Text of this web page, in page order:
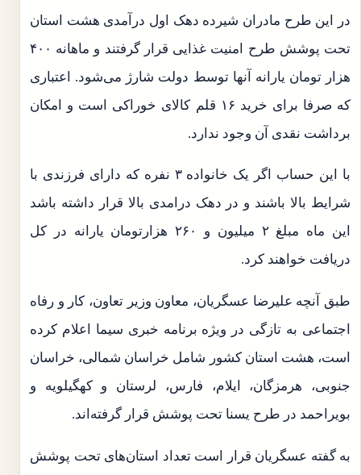
در این طرح مادران شیرده دهک اول درآمدی هشت استان
تحت پوشش طرح امنیت غذایی قرار گرفتند و ماهانه ۴۰۰
هزار تومان یارانه آنها توسط دولت شارژ می‌شود. اعتباری
که صرفا برای خرید ۱۶ قلم کالای خوراکی است و امکان
برداشت نقدی آن وجود ندارد.
با این حساب اگر یک خانواده ۳ نفره که دارای فرزندی با
شرایط بالا باشند و در دهک درامدی بالا قرار داشته باشد
این ماه مبلغ ۲ میلیون و ۲۶۰ هزارتومان یارانه در کل
دریافت خواهند کرد.
طبق آنچه علیرضا عسگریان، معاون وزیر تعاون، کار و رفاه
اجتماعی به تازگی در ویژه برنامه خبری سیما اعلام کرده
است، هشت استان کشور شامل خراسان شمالی، خراسان
جنوبی، هرمزگان، ایلام، فارس، لرستان و کهگیلویه و
بویراحمد در طرح یسنا تحت پوشش قرار گرفته‌اند.
به گفته عسگریان قرار است تعداد استان‌های تحت پوشش